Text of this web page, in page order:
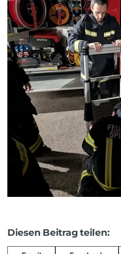
Diesen Beitrag teilen: